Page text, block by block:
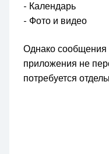
- Календарь
- Фото и видео
Однако сообщения
приложения не
потребуется